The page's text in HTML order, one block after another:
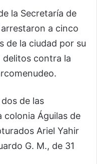
la Secretaría de
a cinco
de la ciudad por su
delitos contra la
de las
colonia Águilas de
Ariel Yahir
G. M., de 31